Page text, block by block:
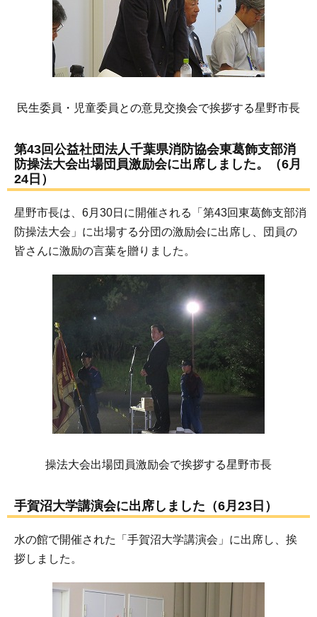
民生委員・児童委員との意見交換会で挨拶する星野市長
第43回公益社団法人千葉県消防協会東葛飾支部消
防操法大会出場団員激励会に出席しました。（6月
24日）
星野市長は、6月30日に開催される「第43回東葛飾支部消
防操法大会」に出場する分団の激励会に出席し、団員の
皆さんに激励の言葉を贈りました。
操法大会出場団員激励会で挨拶する星野市長
手賀沼大学講演会に出席しました（6月23日）
水の館で開催された「手賀沼大学講演会」に出席し、挨
拶しました。